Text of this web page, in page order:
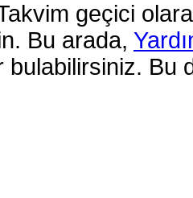
geçici
Bu arada,
bulabilirsiniz. Bu